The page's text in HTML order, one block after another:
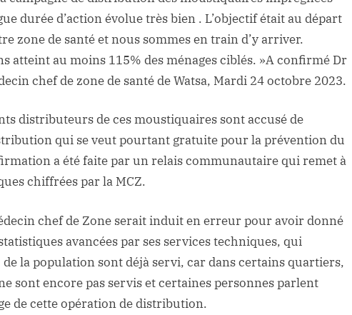
durée d’action évolue très bien . L’objectif était au départ
zone de santé et nous sommes en train d’y arriver.
atteint au moins 115% des ménages ciblés. »A confirmé Dr
chef de zone de santé de Watsa, Mardi 24 octobre 2023.
distributeurs de ces moustiquaires sont accusé de
qui se veut pourtant gratuite pour la prévention du
a été faite par un relais communautaire qui remet à
chiffrées par la MCZ.
chef de Zone serait induit en erreur pour avoir donné
avancées par ses services techniques, qui
la population sont déjà servi, car dans certains quartiers,
sont encore pas servis et certaines personnes parlent
de cette opération de distribution.